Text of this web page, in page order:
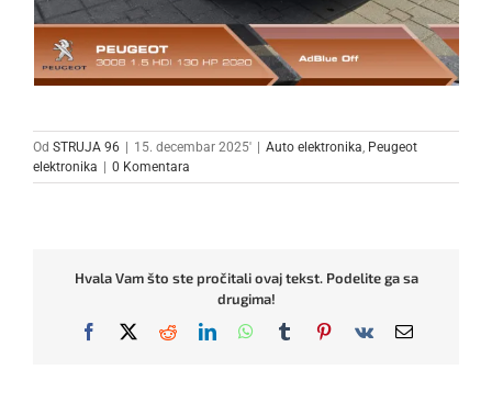
Od STRUJA 96 | 15. decembar 2025' | Auto elektronika Peugeot
elektronika | 0 Komentara
Hvala Vam što ste pročitali ovaj tekst. Podelite ga sa
drugima!
Facebook
X RedditLinkedInWhatsApp
TumblrPinterest
Vk Email